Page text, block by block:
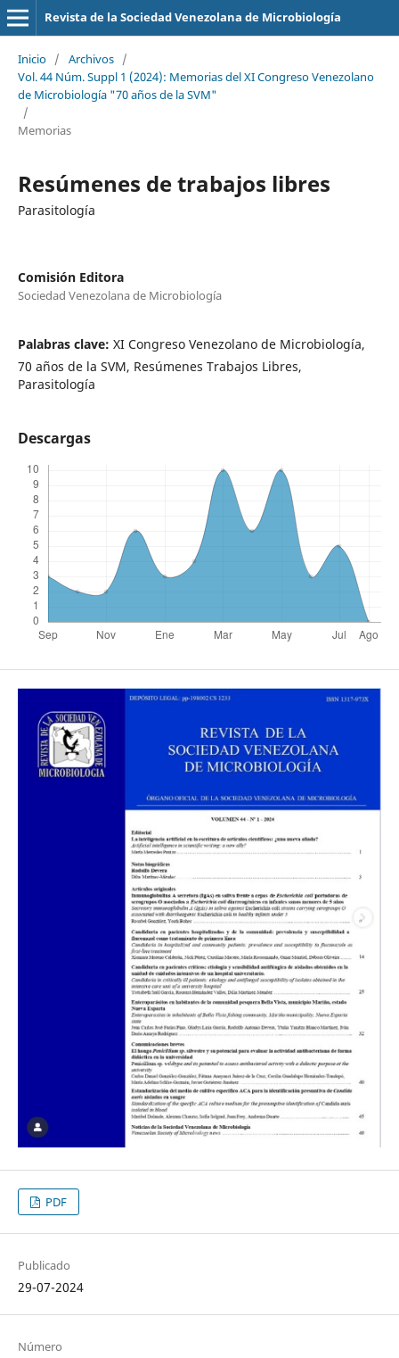
Revista de la Sociedad Venezolana de Microbiología
Inicio / Archivos /
Vol. 44 Núm. Suppl 1 (2024): Memorias del XI Congreso Venezolano
de Microbiología "70 años de la SVM"
/
Memorias
Resúmenes de trabajos libres
Parasitología
Comisión Editora
Sociedad Venezolana de Microbiología
Palabras clave: XI Congreso Venezolano de Microbiología,
70 años de la SVM, Resúmenes Trabajos Libres,
Parasitología
Descargas
PDF
Publicado
29-07-2024
Número